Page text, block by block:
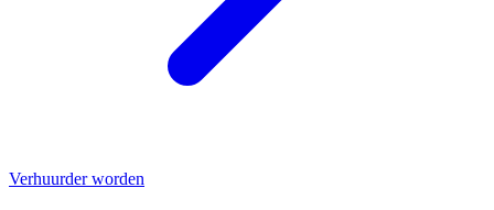
Verhuurder worden